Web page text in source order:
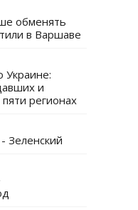
обменять
в Варшаве
Украине:
и
регионах
Зеленский